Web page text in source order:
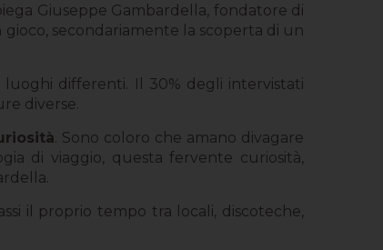
Giuseppe Gambardella, fondatore di
gioco, secondariamente la scoperta di un
luoghi differenti. Il 30% degli intervistati
diverse.
. Sono coloro che amano divagare
di viaggio, questa fervente curiosità,
il proprio tempo tra locali, discoteche,